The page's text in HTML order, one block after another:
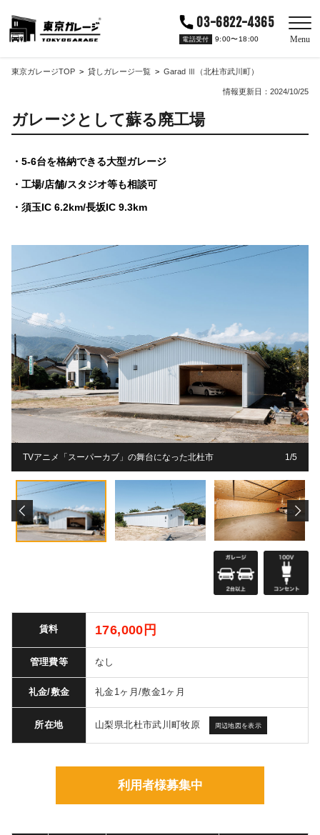
03-6822-4365
電話受付 9:00〜18:00 Menu
東京ガレージTOP 貸しガレージ一覧 Garad Ⅲ（北杜市武川町）
情報更新日：2024/10/25
ガレージとして蘇る廃工場
5-6台を格納できる大型ガレージ
工場/店舗/スタジオ等も相談可
須玉IC 6.2km/長坂IC 9.3km
TVアニメ「スーパーカブ」の舞台になった北杜市 1/5
1 5
1 5
1 5
1 5
賃料 176,000円
管理費等 なし
礼金/敷金 礼金1ヶ月/敷金1ヶ月
所在地 山梨県北杜市武川町牧原 周辺地図を表示
利用者様募集中